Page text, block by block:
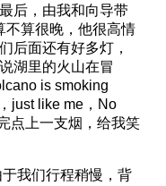
后，由我和向导带
不算很晚，他很高情
后面还有好多灯，
湖里的火山在冒
is smoking
just like me，No
点上一支烟，给我笑
我们行程稍慢，背